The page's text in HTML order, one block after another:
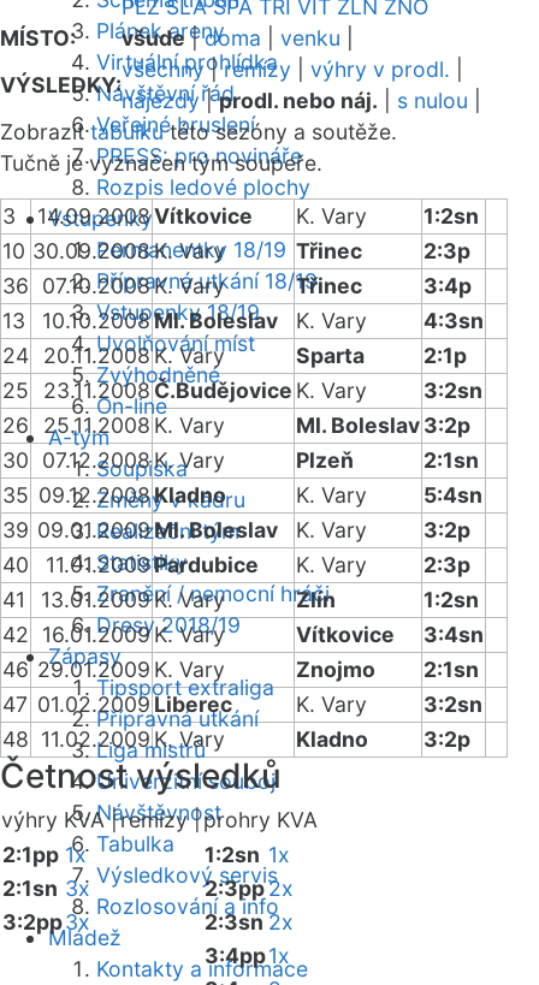
Plánek areny
Virtuální prohlídka
Návštěvní řád
Veřejné bruslení
PRESS: pro novináře
Rozpis ledové plochy
Vstupenky
Permanentky 18/19
Přípravná utkání 18/19
Vstupenky 18/19
Uvolňování míst
Zvýhodněné
On-line
A-tým
Soupiska
Změny v kádru
Realizační tým
Statistiky
Zranění / nemocní hráči
Dresy 2018/19
Zápasy
Tipsport extraliga
Přípravná utkání
Liga mistrů
Univerzitní souboj
Návštěvnost
Tabulka
Výsledkový servis
Rozlosování a info
Mládež
Kontakty a informace
PLZ SLA SPA TRI VIT ZLN ZNO
MÍSTO:
všude|doma venku
VÝSLEDKY:
všechny|remízy výhry v prodl.
nájezdy|prodl. nebo náj. s nulou
Zobrazittabulkutéto sezóny a soutěže.
Tučně je vyznačen tým soupeře.
3 14.09.2008Vítkovice K. Vary
1:2sn
10 30.09.2008K. Vary Třinec
2:3p
36
07.10.2008K. Vary Třinec
3:4p
13
10.10.2008Ml. Boleslav K. Vary
4:3sn
24
20.11.2008 K. Vary Sparta
2:1p
25
23.11.2008Č.Budějovice K. Vary
3:2sn
26
25.11.2008 K. Vary Ml. Boleslav3:2p
30
07.12.2008K. Vary Plzeň
2:1sn
35 09.12.2008Kladno K. Vary
5:4sn
39 09.01.2009Ml. Boleslav K. Vary
3:2p
40
11.01.2009Pardubice K. Vary
2:3p
41
13.01.2009K. Vary Zlín
1:2sn
42
16.01.2009K. Vary Vítkovice
3:4sn
46 29.01.2009 K. Vary Znojmo
2:1sn
47 01.02.2009 Liberec K. Vary
3:2sn
48 11.02.2009 K. Vary Kladno 3:2p
Četnost výsledků
výhry KVA |remízy |prohry KVA
2:1pp 1x
2:1sn 3x
3:2pp3x
1:2sn 1x
2:3pp2x
2:3sn2x
3:4pp1x